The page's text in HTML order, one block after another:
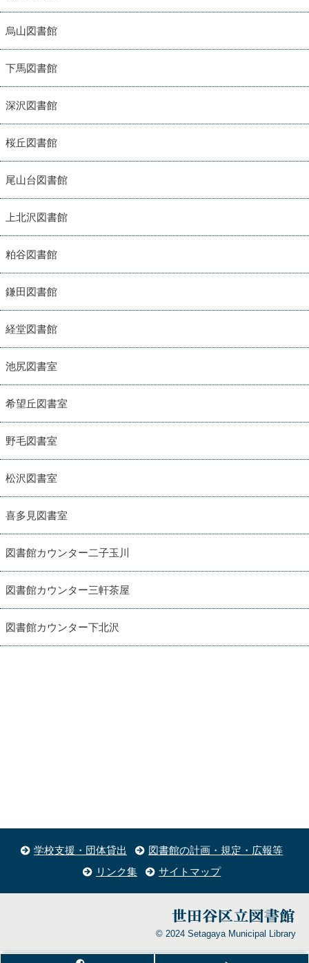
烏山図書館
下馬図書館
深沢図書館
桜丘図書館
尾山台図書館
上北沢図書館
粕谷図書館
鎌田図書館
経堂図書館
池尻図書室
希望丘図書室
野毛図書室
松沢図書室
喜多見図書室
図書館カウンター二子玉川
図書館カウンター三軒茶屋
図書館カウンター下北沢
学校支援・団体貸出
図書館の計画・規定・広報等
リンク集
サイトマップ
© 2024 Setagaya Municipal Library